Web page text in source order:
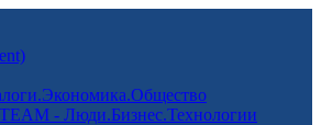
- Люди.Бизнес.Технологии